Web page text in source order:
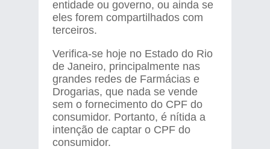
entidade ou governo, ou ainda se
eles forem compartilhados com
terceiros.
Verifica-se hoje no Estado do Rio
de Janeiro, principalmente nas
grandes redes de Farmácias e
Drogarias, que nada se vende
sem o fornecimento do CPF do
consumidor. Portanto, é nítida a
intenção de captar o CPF do
consumidor.